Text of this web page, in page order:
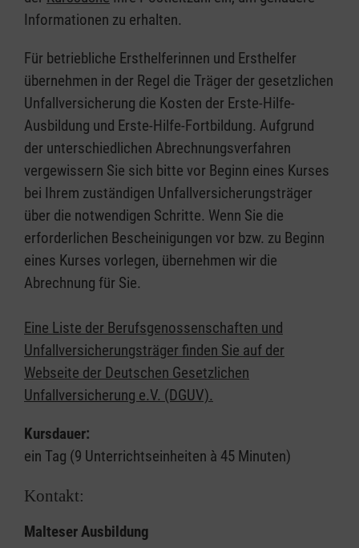
Informationen zu erhalten.
Für betriebliche Ersthelferinnen und Ersthelfer
übernehmen in der Regel die Träger der gesetzlichen
Unfallversicherung die Kosten der Erste-Hilfe-
Ausbildung und Erste-Hilfe-Fortbildung. Aufgrund
der unterschiedlichen Abrechnungsverfahren
vergewissern Sie sich bitte vor Beginn eines Kurses
bei Ihrem zuständigen Unfallversicherungsträger
über die notwendigen Schritte. Wenn Sie die
erforderlichen Bescheinigungen vor bzw. zu Beginn
eines Kurses vorlegen, übernehmen wir die
Abrechnung für Sie.
Eine Liste der Berufsgenossenschaften und
Unfallversicherungsträger finden Sie auf der
Webseite der Deutschen Gesetzlichen
Unfallversicherung e.V. (DGUV).
Kursdauer:
ein Tag (9 Unterrichtseinheiten à 45 Minuten)
Kontakt:
Malteser Ausbildung